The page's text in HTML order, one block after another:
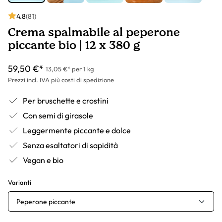
4.8(81)
Crema spalmabile al peperone
piccante bio | 12 x 380 g
59,50 €* 13,05 €* per 1 kg
Prezzi incl. IVA più costi di spedizione
Per bruschette e crostini
Con semi di girasole
Leggermente piccante e dolce
Senza esaltatori di sapidità
Vegan e bio
Varianti
Peperone piccante